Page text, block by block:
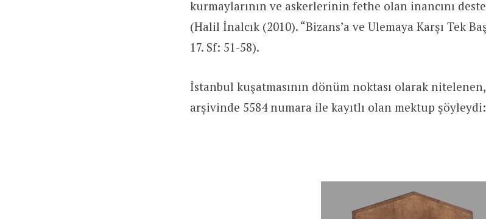
kurmaylarının ve askerlerinin fethe olan inancını
(Halil İnalcık (2010). “Bizans’a ve Ulemaya Karşı Tek
17. Sf: 51-58).
İstanbul kuşatmasının dönüm noktası olarak nitelenen,
arşivinde 5584 numara ile kayıtlı olan mektup şöyleydi: